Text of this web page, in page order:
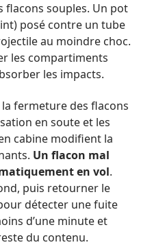
flacons souples. Un pot
posé contre un tube
au moindre choc.
les compartiments
les impacts.
fermeture des flacons
en soute et les
cabine modifient la
Un flacon mal
en vol.
puis retourner le
détecter une fuite
d’une minute et
du contenu.